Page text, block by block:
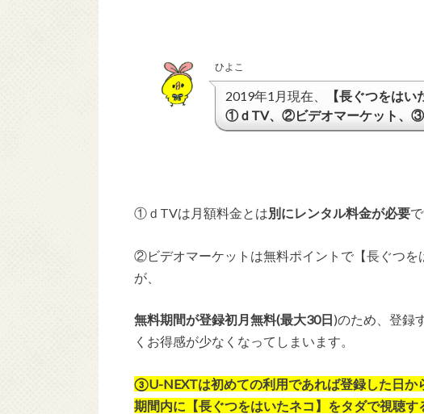
ひよこ
2019年1月現在、
【長ぐつをは
①ｄTV、②ビデオマーケット、
①ｄTVは月額料金とは別にレンタル料金が必要で
②ビデオマーケットは無料ポイントで【長ぐつを
が、
無料期間が登録初月無料(最大30日)のため、登録
くお得感が少なくなってしまいます。
③U-NEXTは初めての利用であれば登録した日か
期間内に【長ぐつをはいたネコ】をタダで視聴す